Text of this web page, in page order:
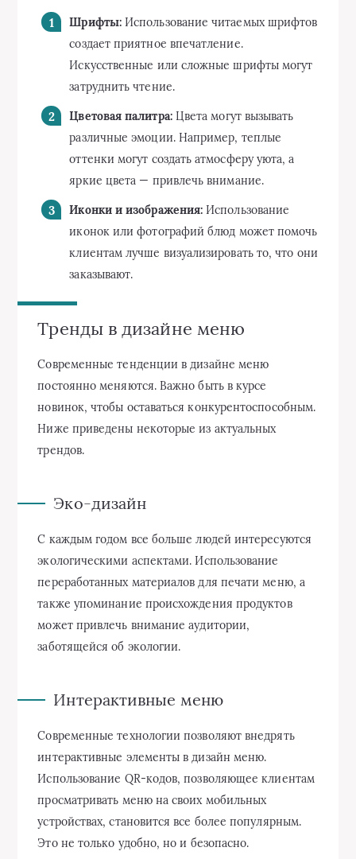
Шрифты:Использование читаемых шрифтов
создает приятное впечатление.
Искусственные или сложные шрифты могут
затруднить чтение.
Цветовая палитра:Цвета могут вызывать
различные эмоции. Например, теплые
оттенки могут создать атмосферу уюта, а
яркие цвета — привлечь внимание.
Иконки и изображения: Использование
иконок или фотографий блюд может помочь
клиентам лучше визуализировать то, что они
заказывают.
Тренды в дизайне меню
Современные тенденции в дизайне меню
постоянно меняются. Важно быть в курсе
новинок, чтобы оставаться конкурентоспособным.
Ниже приведены некоторые из актуальных
трендов.
Эко-дизайн
С каждым годом все больше людей интересуются
экологическими аспектами. Использование
переработанных материалов для печати меню, а
также упоминание происхождения продуктов
может привлечь внимание аудитории,
заботящейся об экологии.
Интерактивные меню
Современные технологии позволяют внедрять
интерактивные элементы в дизайн меню.
Использование QR-кодов, позволяющее клиентам
просматривать меню на своих мобильных
устройствах, становится все более популярным.
Это не только удобно, но и безопасно.